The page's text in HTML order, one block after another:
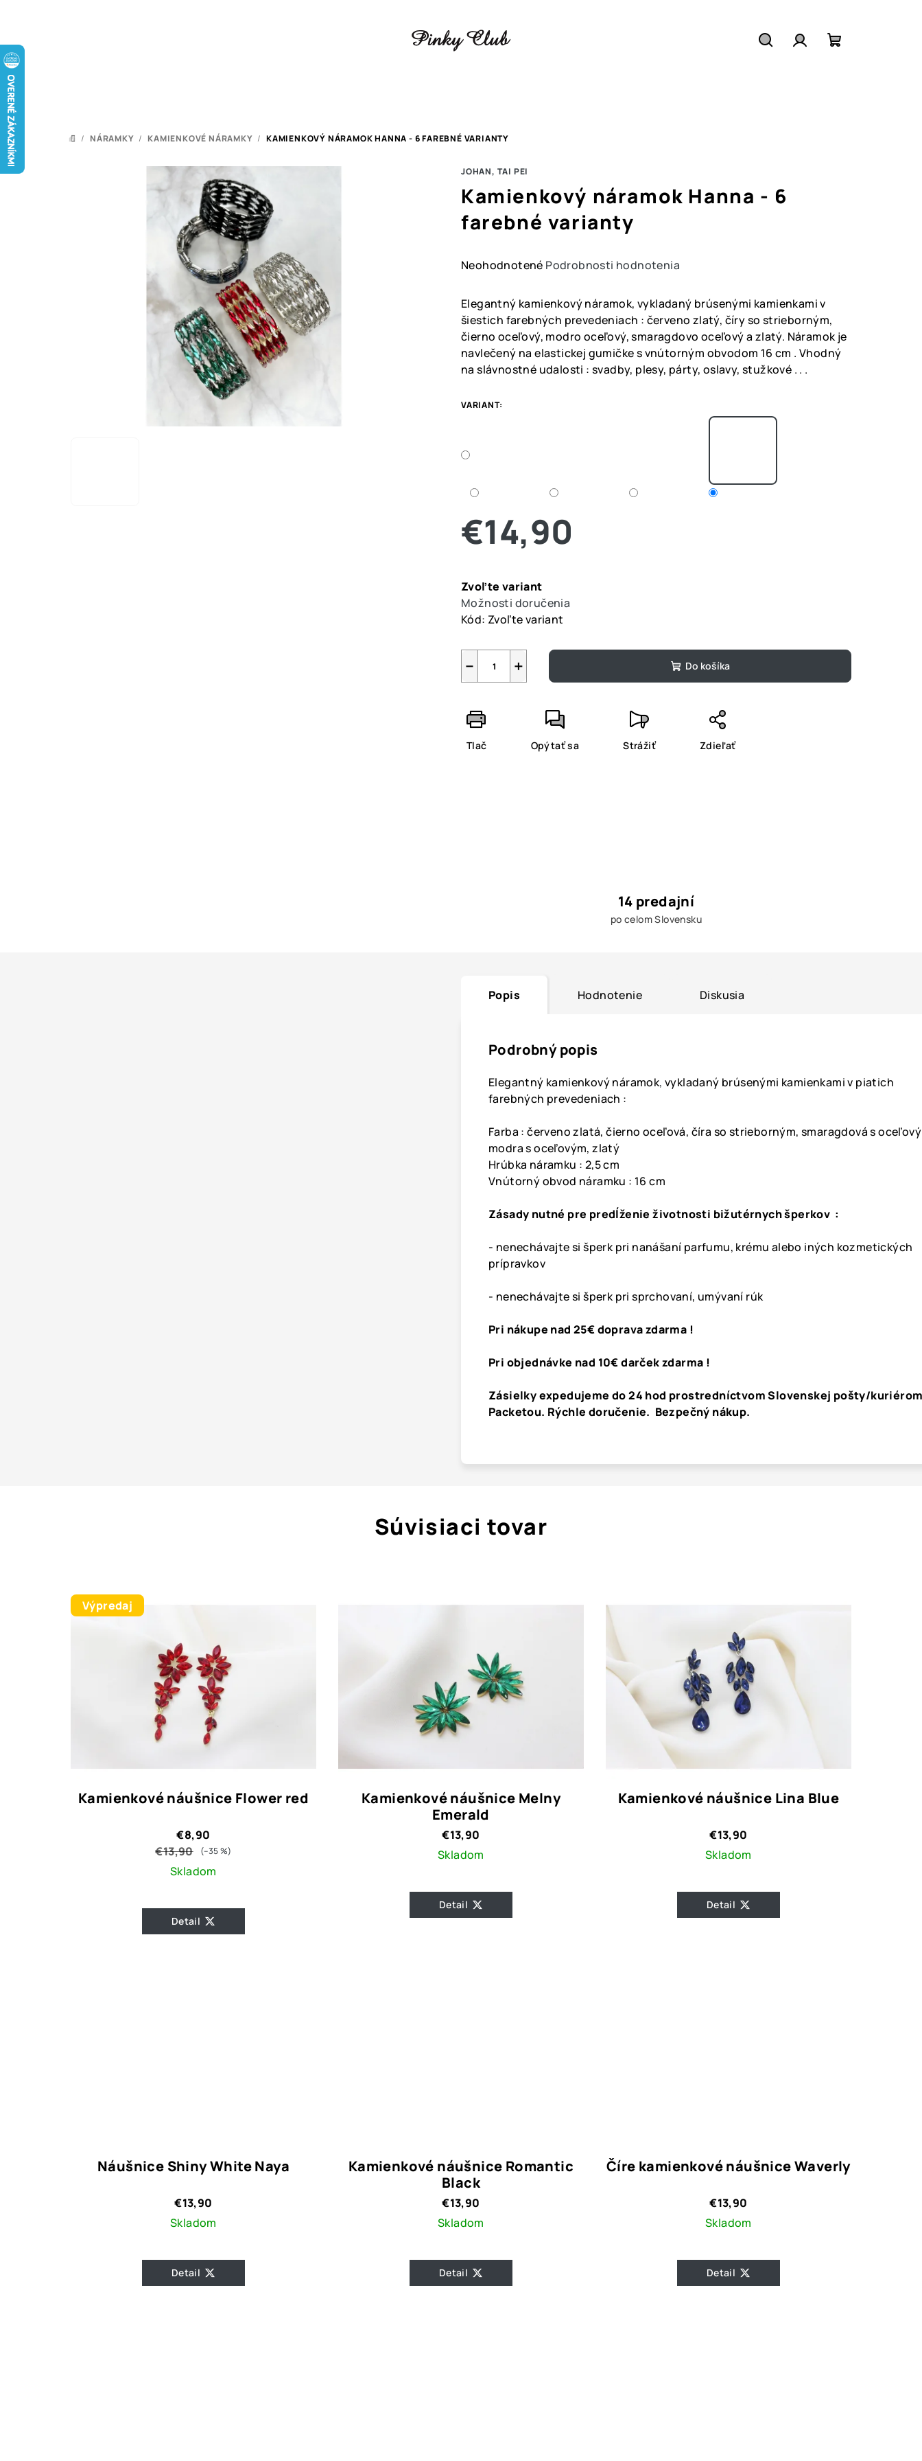
DOMOV
/ NÁRAMKY / KAMIENKOVÉ NÁRAMKY / KAMIENKOVÝ NÁRAMOK HANNA - 6 FAREBNÉ VARIANTY
JOHAN, TAI PEI
Kamienkový náramok Hanna - 6
farebné varianty
Priemerné
produktu
je
0,0
Neohodnotené Podrobnosti hodnotenia
Elegantný kamienkový náramok, vykladaný brúsenými kamienkami v
šiestich farebných prevedeniach : červeno zlatý, číry so strieborným,
čierno oceľový, modro oceľový, smaragdovo oceľový a zlatý. Náramok je
navlečený na elastickej gumičke s vnútorným obvodom 16 cm . Vhodný
na slávnostné udalosti : svadby, plesy, párty, oslavy, stužkové . . .
VARIANT:
€14,90
cena:
Zvoľte variant
Možnosti doručenia
Kód: Zvoľte variant
+
− Do košíka
Tlač Opýtať sa Strážiť Zdieľať
14 predajní
po celom Slovensku
Popis Hodnotenie Diskusia
Podrobný popis
Elegantný kamienkovýnáramok, vykladaný brúsenými kamienkami v piatich
farebných prevedeniach :
Farba : červeno zlatá, čierno oceľová, číra so strieborným, smaragdová s
modra s oceľovým, zlatý
Hrúbka náramku : 2,5 cm
Vnútorný obvod náramku : 16 cm
Zásady nutné pre predĺženie životnosti bižutérnych šperkov :
- nenechávajte si šperk pri nanášaní parfumu, krému alebo iných kozmetických
prípravkov
- nenechávajte si šperk pri sprchovaní, umývaní rúk
Pri nákupe nad 25€ doprava zdarma !
Pri objednávke nad 10€ darček zdarma !
Zásielky expedujeme do 24 hod prostredníctvom Slovenskej pošty/
Packetou. Rýchle doručenie. Bezpečný nákup.
Súvisiaci tovar
Výpredaj
Kamienkové náušnice Flower red
€8,90
€13,90
(–35 %)
Skladom
Detail
Kamienkové náušnice Melny
Emerald
€13,90
Skladom
Detail
Kamienkové náušnice Lina Blue
€13,90
Skladom
Detail
Náušnice Shiny White Naya
€13,90
Skladom
Detail
Kamienkové náušnice Romantic
Black
€13,90
Skladom
Detail
Číre kamienkové náušnice Waverly
€13,90
Skladom
Detail